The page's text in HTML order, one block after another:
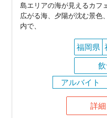
島エリアの海が見えるカフ
広がる海、夕陽が沈む景色
内で、
福岡県
アルバイト
詳